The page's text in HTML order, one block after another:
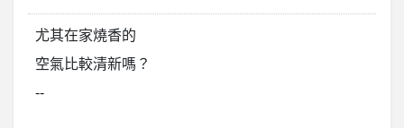
尤其在家燒香的
空氣比較清新嗎？
--